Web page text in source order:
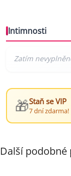
Intimnosti
🎁Staň se VIP
7 dní zdarma!
Další